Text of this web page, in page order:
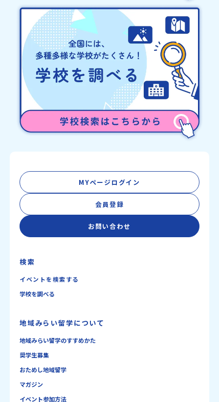
MYページログイン
会員登録
お問い合わせ
検索
イベントを検索する
学校を調べる
地域みらい留学について
地域みらい留学のすすめかた
奨学生募集
おためし地域留学
マガジン
イベント参加方法